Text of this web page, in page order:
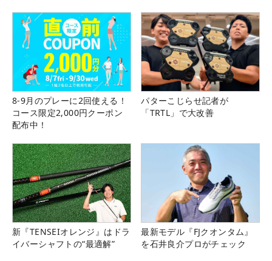
8-9月のプレーに2回使える！
コース限定2,000円クーポン
配布中！
パターこじらせ記者が
「TRTL」で大改善
新『TENSEIオレンジ』はドラ
イバーシャフトの“最適解”
最新モデル『FJクオンタム』
を石井良介プロがチェック